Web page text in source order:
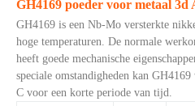
GH4169 poeder voor metaal
GH4169 is een Nb-Mo versterkte
hoge temperaturen. De normale
heeft goede mechanische
speciale omstandigheden kan
C voor een korte periode van tijd.